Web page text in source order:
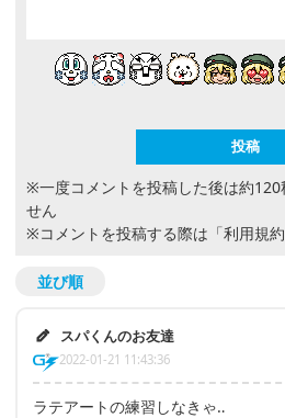
※一度コメントを投稿した後は約120
せん
※コメントを投稿する際は 「利用規約
並び順
スパくんのお友達
2022-01-21 11:43:36
ラテアートの練習しなきゃ‥